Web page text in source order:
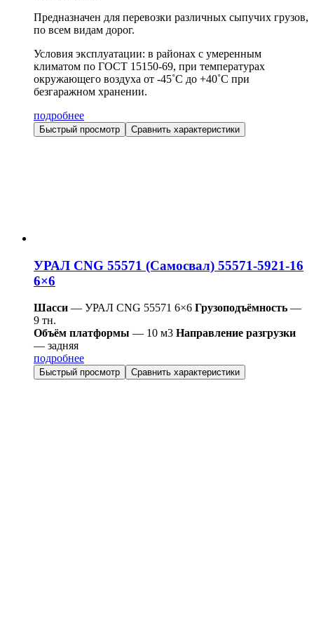
Предназначен для перевозки различных сыпучих грузов,
по всем видам дорог.
Условия эксплуатации: в районах с умеренным
климатом по ГОСТ 15150-69, при температурах
окружающего воздуха от -45˚С до +40˚С при
безгаражном хранении.
подробнее
Быстрый просмотр Сравнить характеристики
УРАЛ CNG 55571 (Самосвал) 55571-5921-16
6×6
Шасси — УРАЛ CNG 55571 6×6 Грузоподъёмность —
9 тн.
Объём платформы — 10 м3 Направление разгрузки
— задняя
подробнее
Быстрый просмотр Сравнить характеристики